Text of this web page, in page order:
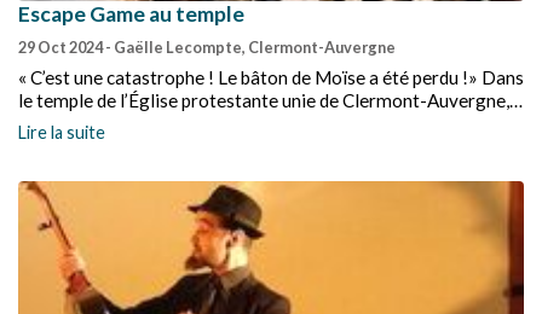
Escape Game au temple
29 Oct 2024- Gaëlle Lecompte, Clermont-Auvergne
« C’est une catastrophe ! Le bâton de Moïse a été perdu !» Dans
le temple de l’Église protestante unie de Clermont-Auvergne,
c’est par ce cri de Séphora que les visiteurs ont été accueillis le
samedi 21 septembre pour les Journées du patrimoine.
Lire la suite